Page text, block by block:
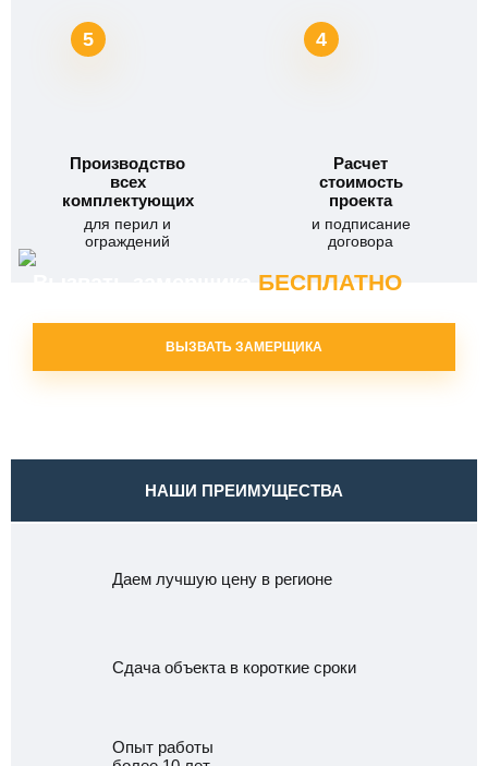
5
Производство
всех
комплектующих
для перил и
ограждений
4
Расчет
стоимость
проекта
и подписание
договора
БЕСПЛАТНО
ВЫЗВАТЬ ЗАМЕРЩИКА
НАШИ ПРЕИМУЩЕСТВА
Даем лучшую цену в регионе
Сдача объекта в короткие сроки
Опыт работы